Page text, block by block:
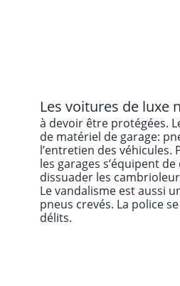
Les voitures de luxe
à devoir être protégées.
de matériel de garage:
l’entretien des véhicules.
les garages s’équipent
dissuader les
Le vandalisme est aussi
pneus crevés. La police
délits.